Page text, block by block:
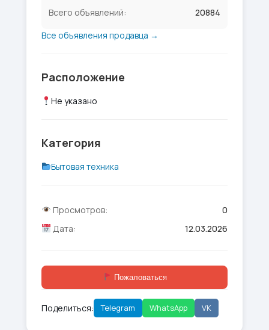
Всего объявлений:
20884
Все объявления продавца →
Расположение
Не указано
Категория
Бытовая техника
Просмотров:
0
Дата:
12.03.2026
Пожаловаться
Поделиться: Telegram WhatsApp VK